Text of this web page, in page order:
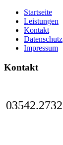
Startseite
Leistungen
Kontakt
Datenschutz
Impressum
Kontakt
03542.2732